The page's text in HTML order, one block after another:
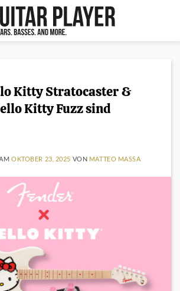
Kitty Stratocaster &
Kitty Fuzz sind
OKTOBER 23, 2025 VON MATTEO MASSA